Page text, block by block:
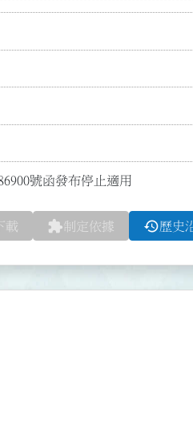
號函發布停止適用
載 extension制定依據 history歷史